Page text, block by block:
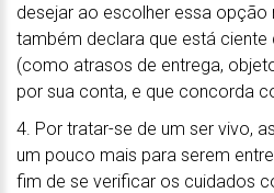
desejar ao escolher essa
também declara que está
(como atrasos de entrega,
por sua conta, e que concorda
4. Por tratar-se de um ser vivo,
um pouco mais para serem
fim de se verificar os cuidados